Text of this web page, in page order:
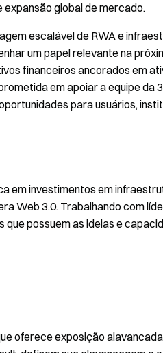
global de mercado.
escalável de RWA e
um papel relevante na
financeiros ancorados em
em apoiar a equipe da
para usuários,
em investimentos em
Web 3.0. Trabalhando com
possuem as ideias e
oferece exposição